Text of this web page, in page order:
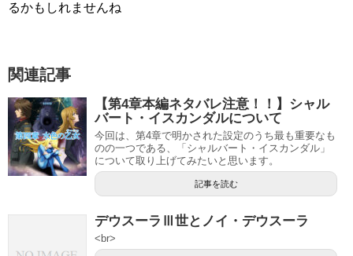
るかもしれませんね
関連記事
【第4章本編ネタバレ注意！！】シャル
バート・イスカンダルについて
今回は、第4章で明かされた設定のうち最も重要なも
のの一つである、「シャルバート・イスカンダル」
について取り上げてみたいと思います。
記事を読む
デウスーラⅢ世とノイ・デウスーラ
<br>